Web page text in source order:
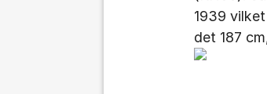
1939
det 187